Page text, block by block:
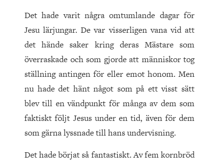
Det hade varit några omtumlande dagar för
Jesu lärjungar. De var visserligen vana vid att
det hände saker kring deras Mästare som
överraskade och som gjorde att människor tog
ställning antingen för eller emot honom. Men
nu hade det hänt något som på ett visst sätt
blev till en vändpunkt för många av dem som
faktiskt följt Jesus under en tid, även för dem
som gärna lyssnade till hans undervisning.
Det hade börjat så fantastiskt. Av fem kornbröd